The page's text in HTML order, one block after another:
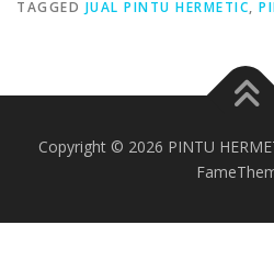
TAGGED JUAL PINTU HERMETIC,
Copyright © 2026 PINTU